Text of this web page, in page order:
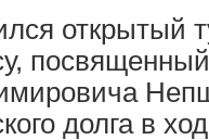
открытый
долга в